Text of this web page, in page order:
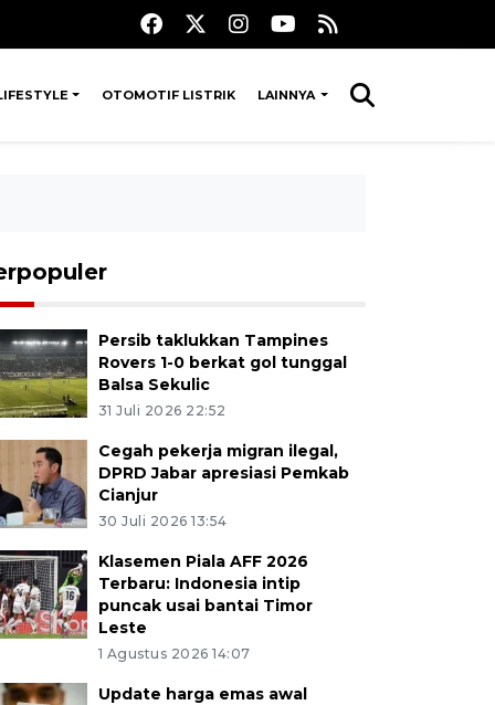
OTOMOTIF LISTRIK LAINNYA
Persib taklukkan Tampines
Rovers 1-0 berkat gol tunggal
Balsa Sekulic
31 Juli 2026 22:52
Cegah pekerja migran ilegal,
DPRD Jabar apresiasi Pemkab
Cianjur
30 Juli 2026 13:54
Klasemen Piala AFF 2026
Terbaru: Indonesia intip
puncak usai bantai Timor
Leste
1 Agustus 2026 14:07
Update harga emas awal